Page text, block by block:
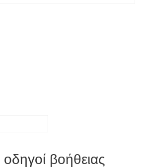
βοήθειας